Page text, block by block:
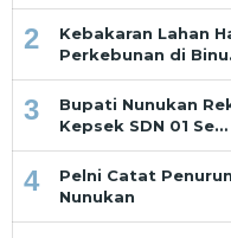
2
Kebakaran Lahan
Perkebunan di
3
Bupati Nunukan
Kepsek SDN 01 Se…
4
Pelni Catat
Nunukan